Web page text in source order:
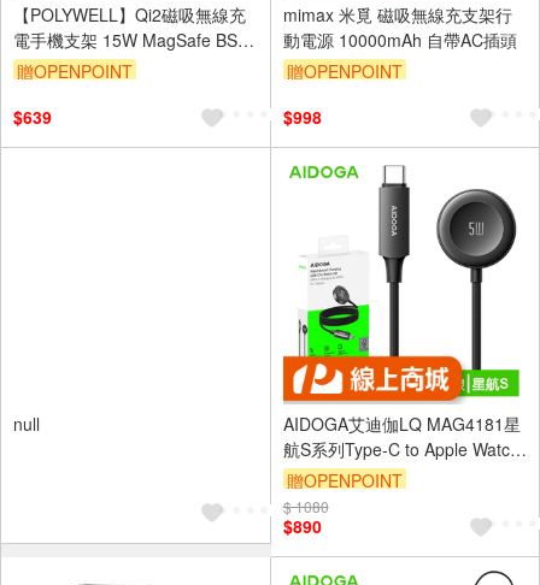
【POLYWELL】Qi2磁吸無線充
電手機支架 15W MagSafe BSMI
NCC 台灣雙認證
贈OPENPOINT
$639
mimax 米覓 磁吸無線充支架行
動電源 10000mAh 自帶AC插頭
贈OPENPOINT
$998
null
AIDOGA艾迪伽LQ MAG4181星
航S系列Type-C to Apple Watch
全系列 Ultra /AirPods 4/Pro 2 磁
吸充電連接線5W 1M
贈OPENPOINT
$ 1080
$890